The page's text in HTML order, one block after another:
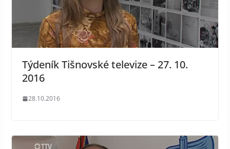
Týdeník Tišnovské televize – 27. 10.
2016
28.10.2016